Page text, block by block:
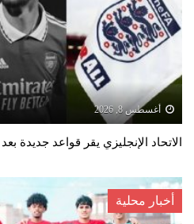
أغسطس 8, 2026
الاتحاد الإنجليزي يقر قواعد جديدة
أخبار محلية